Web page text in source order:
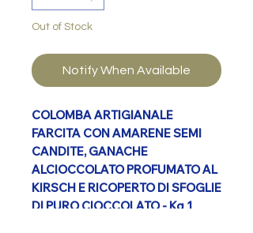
Out of Stock
Notify When Available
COLOMBA ARTIGIANALE
FARCITA CON AMARENE SEMI
CANDITE, GANACHE
ALCIOCCOLATO PROFUMATO AL
KIRSCH E RICOPERTO DI SFOGLIE
DI PURO CIOCCOLATO - Kg 1